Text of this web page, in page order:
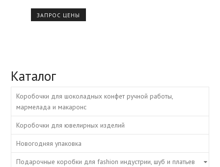
ЗАПРОС ЦЕНЫ
Каталог
Коробочки для шоколадных конфет ручной работы,
мармелада и макаронс
Коробочки для ювелирных изделий
Новогодняя упаковка
Подарочные коробки для fashion индустрии, шуб и платьев